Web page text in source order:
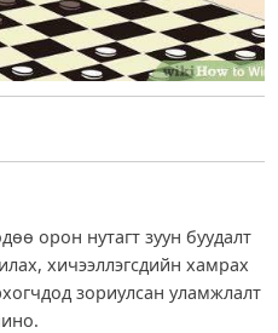
орон нутагт зуун буудалт
хичээллэгсдийн хамрах
зориулсан уламжлалт